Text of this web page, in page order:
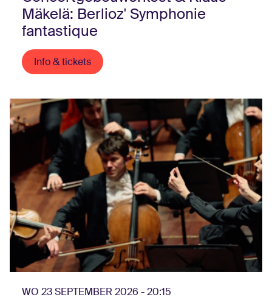
Mäkelä: Berlioz' Symphonie
fantastique
Info & tickets
WO 23 SEPTEMBER 2026 - 20:15